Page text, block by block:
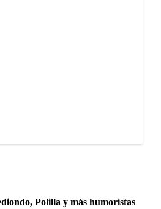
Polilla y más humoristas